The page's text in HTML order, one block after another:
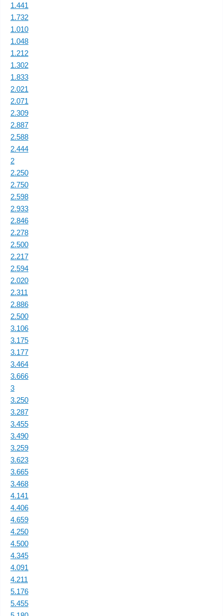
1.441
1.732
1.010
1.048
1.212
1.302
1.833
2.021
2.071
2.309
2.887
2.588
2.444
2
2.250
2.750
2.598
2.933
2.846
2.278
2.500
2.217
2.594
2.020
2.311
2.886
2.500
3.106
3.175
3.177
3.464
3.666
3
3.250
3.287
3.455
3.490
3.259
3.623
3.665
3.468
4.141
4.406
4.659
4.250
4.500
4.345
4.091
4.211
5.176
5.455